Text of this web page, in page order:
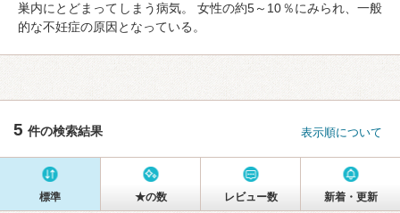
巣内にとどまってしまう病気。 女性の約5～10％にみられ、一般
的な不妊症の原因となっている。
5 件の検索結果 表示順について
標準 ★の数 レビュー数 新着・更新